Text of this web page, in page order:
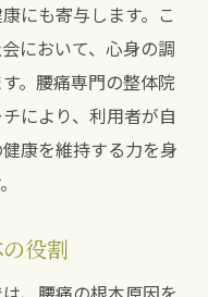
にも寄与します。こ
において、心身の調
。腰痛専門の整体院
により、利用者が自
康を維持する力を身
役割